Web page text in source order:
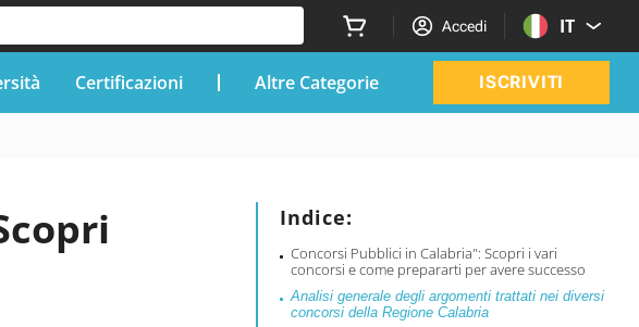
Accedi IT
Certificazioni Altre Categorie ISCRIVITI
Indice:
Concorsi Pubblici in Calabria": Scopri i vari
concorsi e come prepararti per avere successo
Analisi generale degli argomenti trattati nei diversi
concorsi della Regione Calabria